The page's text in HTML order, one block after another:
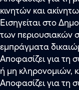
κινητών και
Εισηγείται στο
των περιουσιακών
εμπράγματα
Αποφασίζει για τη
ή μη κληρονομιών,
Αποφασίζει για τη